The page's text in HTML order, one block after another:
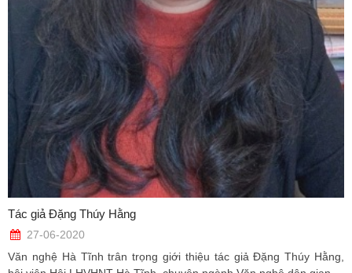
Tác giả Đặng Thúy Hằng
27-06-2020
Văn nghệ Hà Tĩnh trân trọng giới thiệu tác giả Đặng Thúy Hằng,